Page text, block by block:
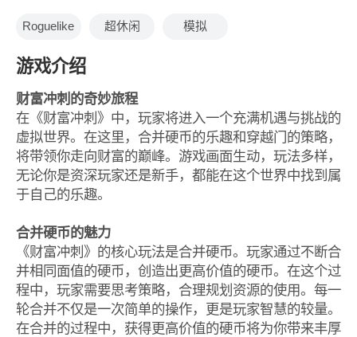
Roguelike 超休闲 模拟
游戏介绍
财富冲刺的奇妙旅程
在《财富冲刺》中，玩家将进入一个充满机遇与挑战的
虚拟世界。在这里，合并硬币的乐趣和穿越门的策略，
将带领你走向财富的巅峰。游戏画面生动，玩法多样，
无论你是资深玩家还是新手，都能在这个世界中找到属
于自己的乐趣。
合并硬币的魅力
《财富冲刺》的核心玩法是合并硬币。玩家通过不断合
并相同面值的硬币，创造出更高价值的硬币。在这个过
程中，玩家需要思考策略，合理规划资源的使用。每一
轮合并不仅是一次简单的操作，更是玩家智慧的较量。
在合并的过程中，获得更高价值的硬币将为你带来丰厚